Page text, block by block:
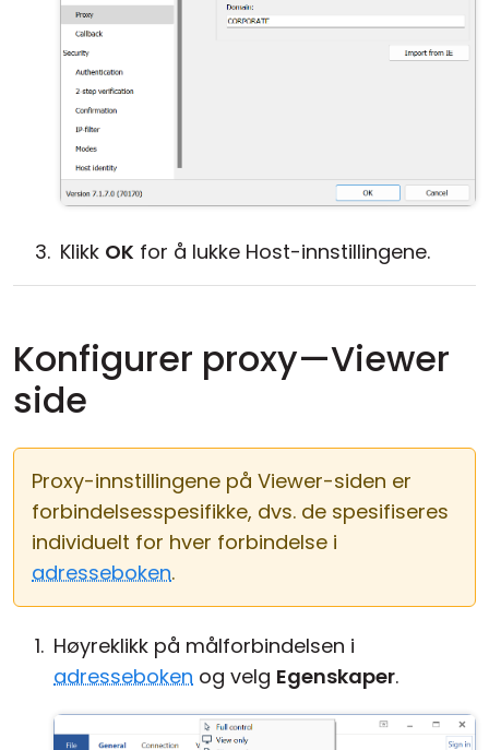
Klikk OK for å lukke Host-innstillingene.
Konfigurer proxy—Viewer
side
Proxy-innstillingene på Viewer-siden er
forbindelsesspesifikke, dvs. de spesifiseres
individuelt for hver forbindelse i
adresseboken.
Høyreklikk på målforbindelsen i
adresseboken og velg Egenskaper.